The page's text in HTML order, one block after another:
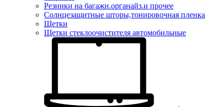
Резинки на багажн.органайз.и прочее
Солнцезащитные шторы,тонировочная пленка
Щетки
Щетки стеклоочистителя автомобильные